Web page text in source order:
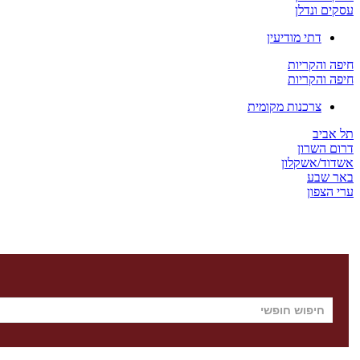
עסקים ונדלן
דתי מודיעין
חיפה והקריות
חיפה והקריות
צרכנות מקומית
תל אביב
דרום השרון
אשדוד/אשקלון
באר שבע
ערי הצפון